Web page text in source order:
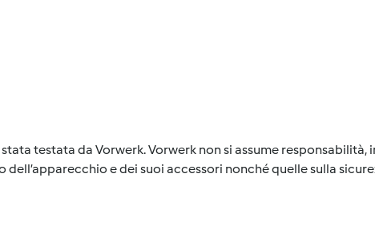
testata da Vorwerk. Vorwerk non si assume responsabilità,
e dei suoi accessori nonché quelle sulla